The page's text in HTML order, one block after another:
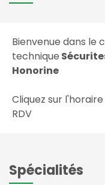
Bienvenue dans le
technique
Honorine
Cliquez sur
RDV
Spécialités